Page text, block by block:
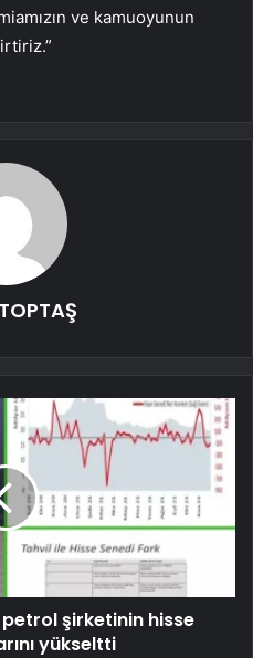
ve kamuoyunun
şirketinin hisse
yükseltti